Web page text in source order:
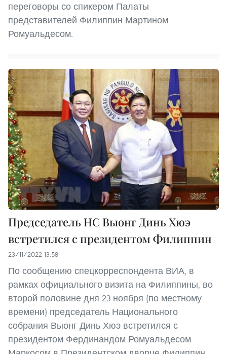
переговоры со спикером Палаты
представителей Филиппин Мартином
Ромуальдесом.
Председатель НC Выонг Динь Хюэ
встретился с президентом Филиппин
23/11/2022 13:58
По сообщению спецкорреспондента ВИА, в
рамках официального визита на Филиппины, во
второй половине дня 23 ноября (по местному
времени) председатель Национального
собрания Выонг Динь Хюэ встретился с
президентом Фердинандом Ромуальдесом